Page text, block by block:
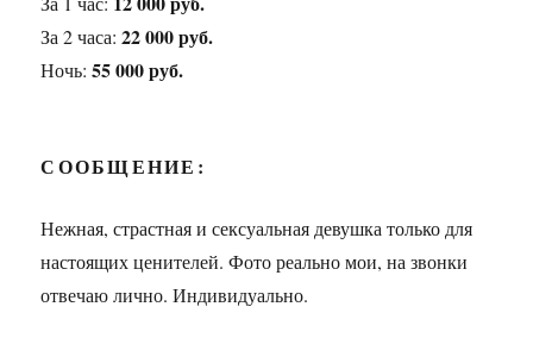
За 2 часа:22 000 руб.
Ночь:55 000 руб.
СООБЩЕНИЕ:
Нежная, страстная и сексуальная девушка только для
настоящих ценителей. Фото реально мои, на звонки
отвечаю лично. Индивидуально.